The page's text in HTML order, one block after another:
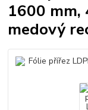
1600 mm,
medový